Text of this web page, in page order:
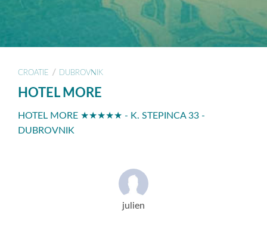
CROATIE / DUBROVNIK
HOTEL MORE
HOTEL MORE ★★★★★ - K. STEPINCA 33 -
DUBROVNIK
julien